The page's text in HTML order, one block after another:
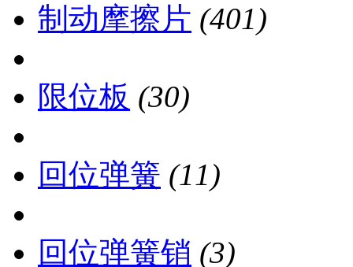
制动摩擦片 (401)
限位板 (30)
回位弹簧 (11)
回位弹簧销 (3)